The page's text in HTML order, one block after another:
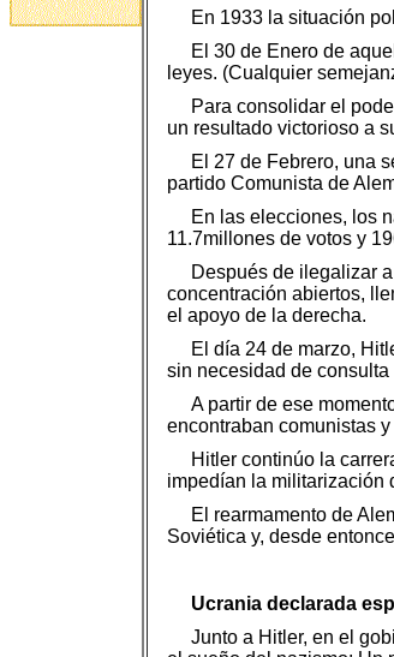
En 1933 la situación
El 30 de Enero de
leyes. (Cualquier
Para consolidar el
un resultado victorioso a
El 27 de Febrero, una
partido Comunista de
En las elecciones, los
11.7millones de votos y
Después de ilegalizar
concentración abiertos,
el apoyo de la derecha.
El día 24 de marzo,
sin necesidad de consulta
A partir de ese
encontraban comunistas
Hitler continúo la
impedían la militarización
El rearmamento de
Soviética y, desde
Ucrania declarada
Junto a Hitler, en el